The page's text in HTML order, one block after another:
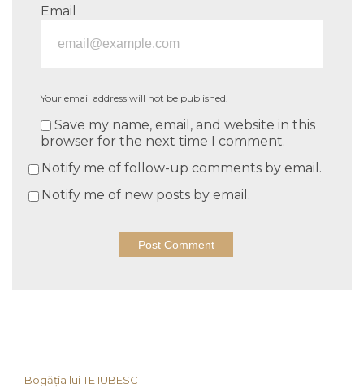
Email
Your email address will not be published.
Save my name, email, and website in this
browser for the next time I comment.
Notify me of follow-up comments by email.
Notify me of new posts by email.
Bogăția lui TE IUBESC